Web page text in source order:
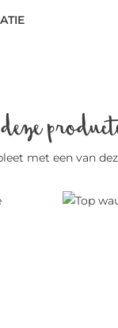
met een van